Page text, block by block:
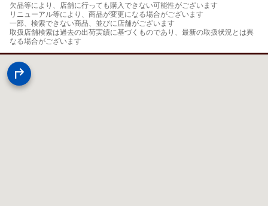
欠品等により、店舗に行っても購入できない可能性がございます
リニューアル等により、商品が変更になる場合がございます
一部、検索できない商品、並びに店舗がございます
取扱店舗検索は過去の出荷実績に基づくものであり、最新の取扱状況とは異
なる場合がございます